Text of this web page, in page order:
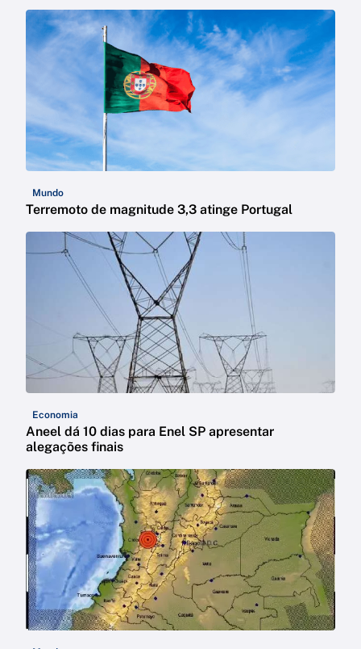
Mundo
Terremoto de magnitude 3,3 atinge Portugal
Economia
Aneel dá 10 dias para Enel SP apresentar
alegações finais